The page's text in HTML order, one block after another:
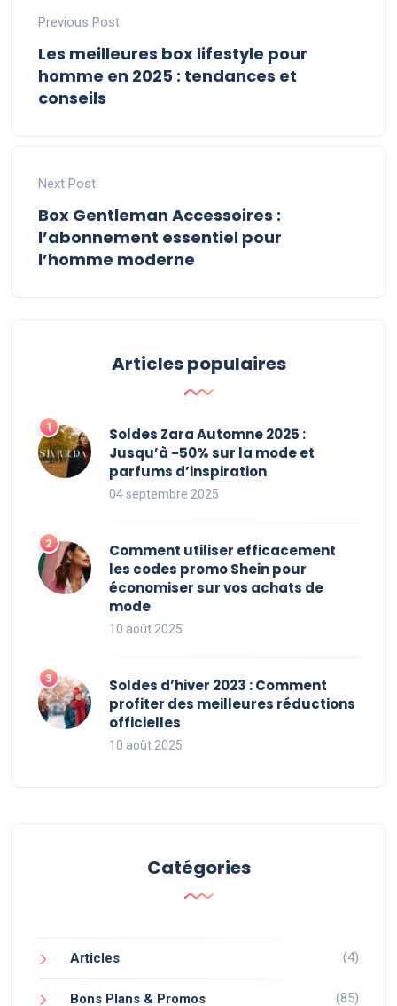
Previous Post
Les meilleures box lifestyle pour
homme en 2025 : tendances et
conseils
Next Post
Box Gentleman Accessoires :
l’abonnement essentiel pour
l’homme moderne
Articles populaires
Soldes Zara Automne 2025 :
Jusqu’à -50% sur la mode et
parfums d’inspiration
04 septembre 2025
Comment utiliser efficacement
les codes promo Shein pour
économiser sur vos achats de
mode
10 août 2025
Soldes d’hiver 2023 : Comment
profiter des meilleures réductions
officielles
10 août 2025
Catégories
Articles (4)
Bons Plans & Promos (85)